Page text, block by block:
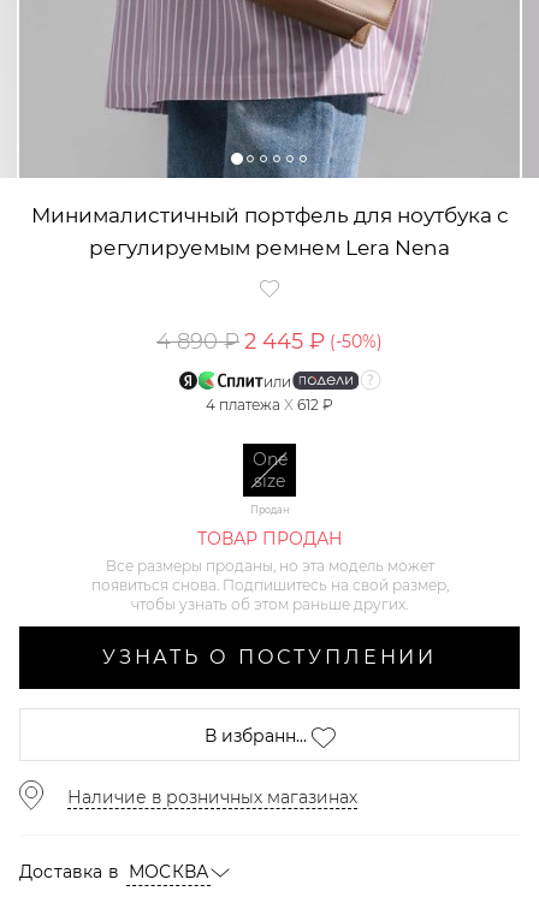
Минималистичный портфель для ноутбука с
регулируемым ремнем Lera Nena
4 890 ₽2 445 ₽ (-50%)
или
4 платежа X 612 ₽
One
size
Продан
ТОВАР ПРОДАН
Все размеры проданы, но эта модель может
появиться снова. Подпишитесь на свой размер,
чтобы узнать об этом раньше других.
УЗНАТЬ О ПОСТУПЛЕНИИ
В избранн...
Наличие в розничных магазинах
Доставка в МОСКВА